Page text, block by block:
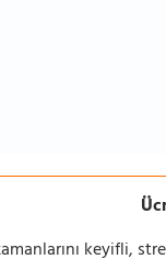
keyifli,